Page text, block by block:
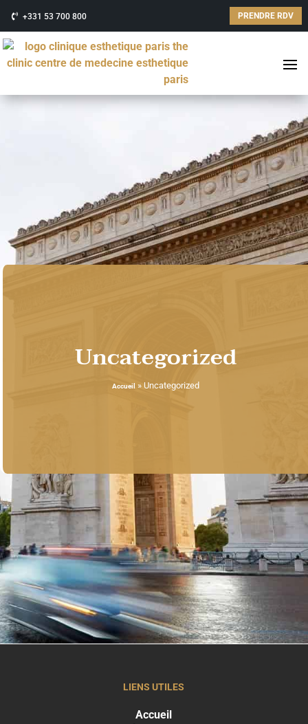
+331 53 700 800 PRENDRE RDV
Uncategorized
Accueil » Uncategorized
LIENS UTILES
Accueil